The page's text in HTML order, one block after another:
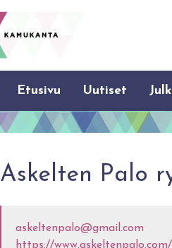
Etusivu Uutiset
Askelten Palo
askeltenpalo@gmail.com
https://www.askeltenpalo.com/